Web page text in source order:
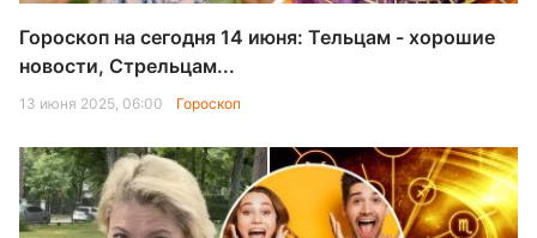
Гороскоп на сегодня 14 июня: Тельцам - хорошие
новости, Стрельцам...
13 июня 2025, 06:00 Гороскоп